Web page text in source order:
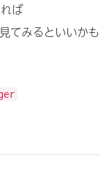
ば
みるといいかも